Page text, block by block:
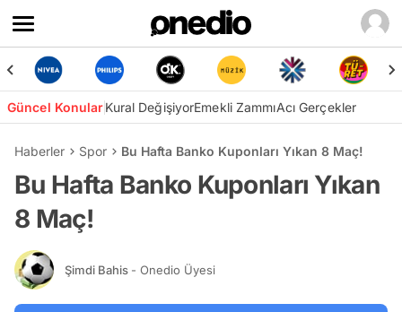
Güncel KonularKural DeğişiyorEmekli ZammıAcı Gerçekler
Haberler Spor Bu Hafta Banko Kuponları Yıkan 8 Maç!
Bu Hafta Banko Kuponları Yıkan
8 Maç!
Şimdi Bahis - Onedio Üyesi